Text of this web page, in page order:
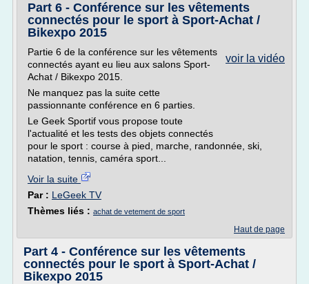
Part 6 - Conférence sur les vêtements
connectés pour le sport à Sport-Achat /
Bikexpo 2015
voir la vidéo
Partie 6 de la conférence sur les vêtements
connectés ayant eu lieu aux salons Sport-
Achat / Bikexpo 2015.
Ne manquez pas la suite cette
passionnante conférence en 6 parties.
Le Geek Sportif vous propose toute
l'actualité et les tests des objets connectés
pour le sport : course à pied, marche, randonnée, ski,
natation, tennis, caméra sport...
Voir la suite
Par : LeGeek TV
Thèmes liés : achat de vetement de sport
Haut de page
Part 4 - Conférence sur les vêtements
connectés pour le sport à Sport-Achat /
Bikexpo 2015